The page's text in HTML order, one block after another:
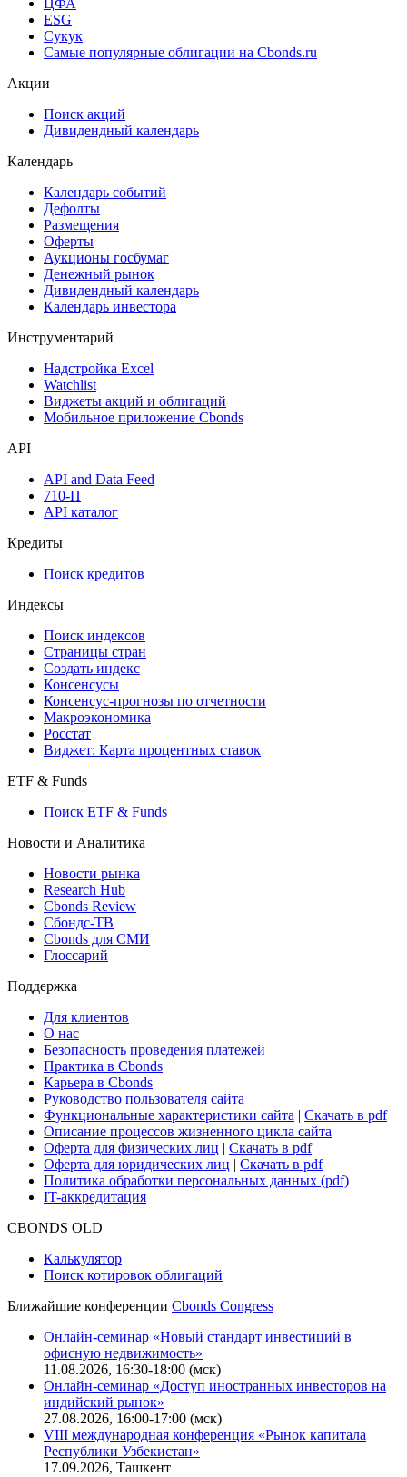
ЦФА
ESG
Сукук
Самые популярные облигации на Cbonds.ru
Акции
Поиск акций
Дивидендный календарь
Календарь
Календарь событий
Дефолты
Размещения
Оферты
Аукционы госбумаг
Денежный рынок
Дивидендный календарь
Календарь инвестора
Инструментарий
Надстройка Excel
Watchlist
Виджеты акций и облигаций
Мобильное приложение Cbonds
API
API and Data Feed
710-П
API каталог
Кредиты
Поиск кредитов
Индексы
Поиск индексов
Страницы стран
Создать индекс
Консенсусы
Консенсус-прогнозы по отчетности
Макроэкономика
Росстат
Виджет: Карта процентных ставок
ETF & Funds
Поиск ETF & Funds
Новости и Аналитика
Новости рынка
Research Hub
Cbonds Review
Сбондс-ТВ
Cbonds для СМИ
Глоссарий
Поддержка
Для клиентов
О нас
Безопасность проведения платежей
Практика в Cbonds
Карьера в Cbonds
Руководство пользователя сайта
Функциональные характеристики сайта | Скачать в pdf
Описание процессов жизненного цикла сайта
Оферта для физических лиц | Скачать в pdf
Оферта для юридических лиц | Скачать в pdf
Политика обработки персональных данных (pdf)
IT-аккредитация
CBONDS OLD
Калькулятор
Поиск котировок облигаций
Ближайшие конференции Cbonds Congress
Онлайн-семинар «Новый стандарт инвестиций в
офисную недвижимость»
11.08.2026, 16:30-18:00 (мск)
Онлайн-семинар «Доступ иностранных инвесторов на
индийский рынок»
27.08.2026, 16:00-17:00 (мск)
VIII международная конференция «Рынок капитала
Республики Узбекистан»
17.09.2026, Ташкент